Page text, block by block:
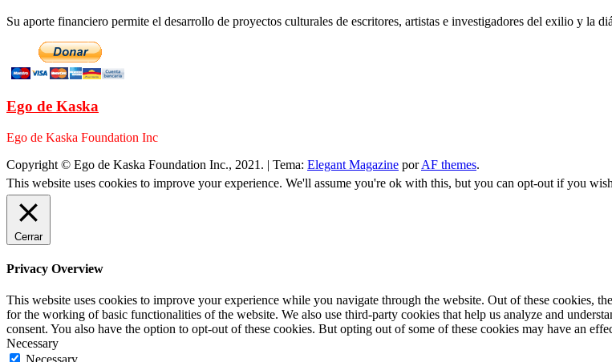
Su aporte financiero permite el desarrollo de proyectos culturales de escritores, artistas e investigadores del exilio y la
Ego de Kaska
Ego de Kaska Foundation Inc
Copyright © Ego de Kaska Foundation Inc., 2021. | Tema: Elegant Magazine porAF themes.
This website uses cookies to improve your experience. We'll assume you're ok with this, but you can opt-out if you
Cerrar
Privacy Overview
This website uses cookies to improve your experience while you navigate through the website. Out of these cookies,
for the working of basic functionalities of the website. We also use third-party cookies that help us analyze and
consent. You also have the option to opt-out of these cookies. But opting out of some of these cookies may have an
Necessary